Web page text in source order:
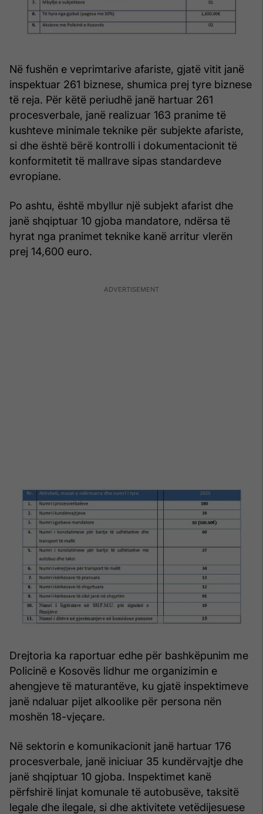
Në fushën e veprimtarive afariste, gjatë vitit janë
inspektuar 261 biznese, shumica prej tyre biznese
të reja. Për këtë periudhë janë hartuar 261
procesverbale, janë realizuar 163 pranime të
kushteve minimale teknike për subjekte afariste,
si dhe është bërë kontrolli i dokumentacionit të
konformitetit të mallrave sipas standardeve
evropiane.
Po ashtu, është mbyllur një subjekt afarist dhe
janë shqiptuar 10 gjoba mandatore, ndërsa të
hyrat nga pranimet teknike kanë arritur vlerën
prej 14,600 euro.
Drejtoria ka raportuar edhe për bashkëpunim me
Policinë e Kosovës lidhur me organizimin e
ahengjeve të maturantëve, ku gjatë inspektimeve
janë ndaluar pijet alkoolike për persona nën
moshën 18-vjeçare.
Në sektorin e komunikacionit janë hartuar 176
procesverbale, janë iniciuar 35 kundërvajtje dhe
janë shqiptuar 10 gjoba. Inspektimet kanë
përfshirë linjat komunale të autobusëve, taksitë
legale dhe ilegale, si dhe aktivitete vetëdijesuese